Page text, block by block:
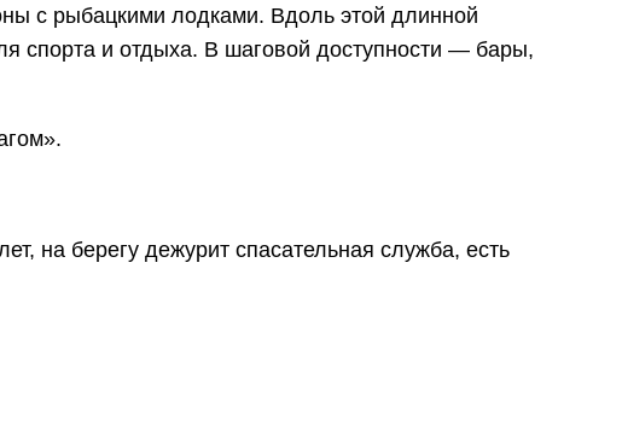
с рыбацкими лодками. Вдоль этой длинной
спорта и отдыха. В шаговой доступности — бары,
на берегу дежурит спасательная служба, есть